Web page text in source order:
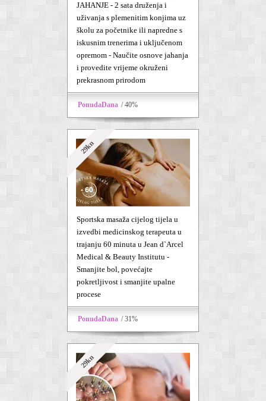
JAHANJE - 2 sata druženja i
uživanja s plemenitim konjima uz
školu za početnike ili napredne s
iskusnim trenerima i uključenom
opremom - Naučite osnove jahanja
i provedite vrijeme okruženi
prekrasnom prirodom
PonudaDana / 40%
29kn
Sportska masaža cijelog tijela u
izvedbi medicinskog terapeuta u
trajanju 60 minuta u Jean d`Arcel
Medical & Beauty Institutu -
Smanjite bol, povećajte
pokretljivost i smanjite upalne
procese
PonudaDana / 31%
29kn